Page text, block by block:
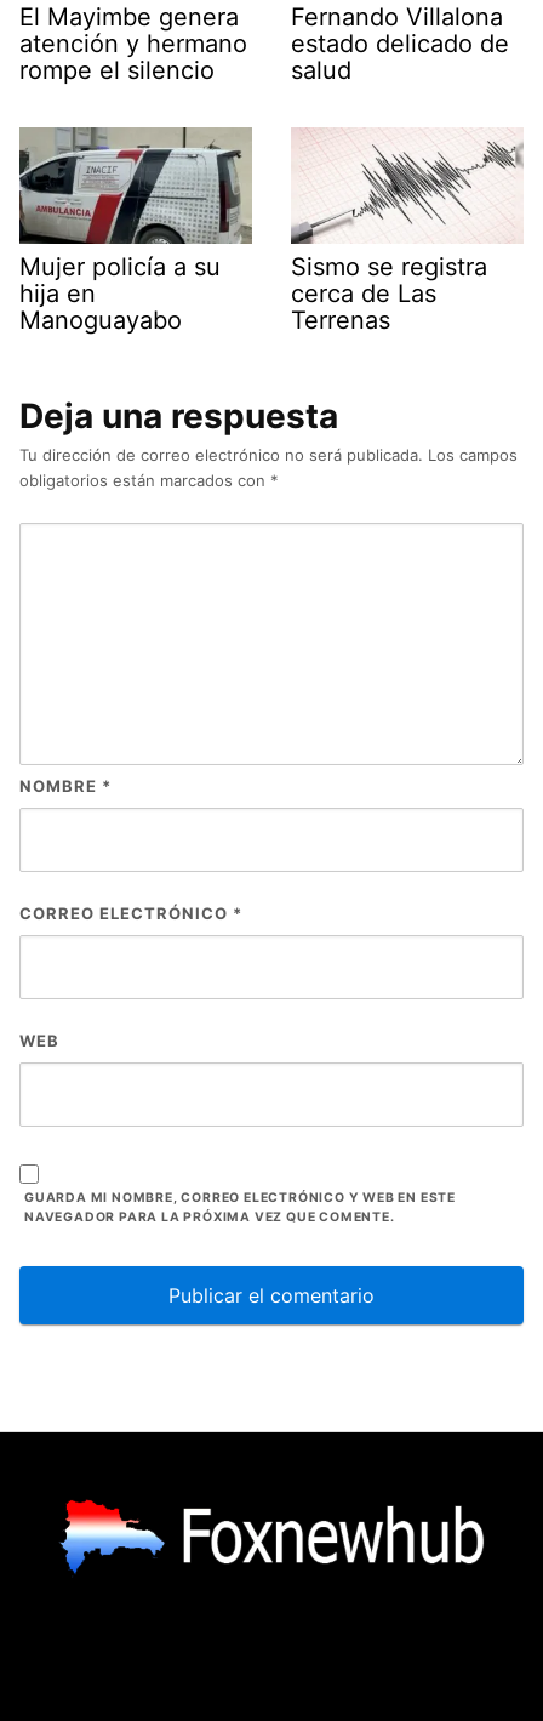
El Mayimbe genera
atención y hermano
rompe el silencio
Fernando Villalona
estado delicado de
salud
Mujer policía a su
hija en
Manoguayabo
Sismo se registra
cerca de Las
Terrenas
Deja una respuesta
Tu dirección de correo electrónico no será publicada. Los campos
obligatorios están marcados con *
NOMBRE *
CORREO ELECTRÓNICO *
WEB
GUARDA MI NOMBRE, CORREO ELECTRÓNICO Y WEB EN ESTE
NAVEGADOR PARA LA PRÓXIMA VEZ QUE COMENTE.